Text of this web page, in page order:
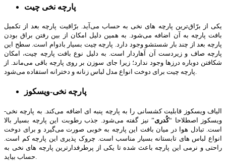
پارچه نخی چیت
یکی از برّاق‌ترین پارچه های نخی به حساب می‌آید. برّاقیت پارچه بعد از تکمیل
بافت پارچه به آن اضافه می‌شود. به همین دلیل امکان از بین رفتن براق بودن
پارچه بعد از چند بار شست­شو وجود دارد. پارچه چیت بسیار بادوام است. سطح این
پارچه صاف و زیردست آن آهاردار است. به دلیل نوع بافت پارچه چیت، امکان
شکافتن دوباره درزها وجود ندارد؛ زیرا جای سوزن بر روی پارچه باقی می‌ماند. از
پارچه چیت برای دوخت انواع مدل لباس زنانه و دخترانه استفاده می‌شود.
پارچه نخی-ویسکوز
الیاف ویسکوز قابلیت کشسانی را به پارچه پنبه ای اضافه می‌کند. به پارچه نخی-
ویسکوز اصطلاحا “کُدری” نیز گفته می‌شود. جذب رطوبت این پارچه بسیار بالا
است. تبادل هوا در میان بافت این پارچه به خوبی صورت می‌گیرد و برای دوخت
انواع لباس های تابستانه بسیار مناسب است. چروک پذیری این پارچه کم است.
راحتی و نرمی این پارچه باعث شده تا یکی از پرطرفدارترین پارچه­ های نخی به